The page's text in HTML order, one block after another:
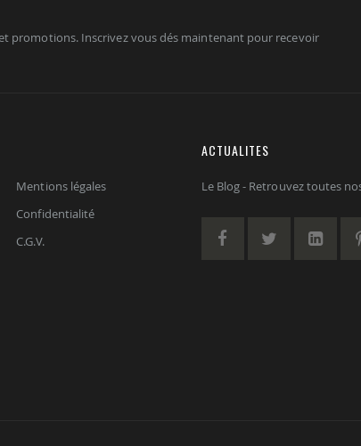
promotions. Inscrivez vous dés maintenant pour recevoir
Mentions légales
Confidentialité
C.G.V.
ACTUALITES
Le Blog - Retrouvez toutes